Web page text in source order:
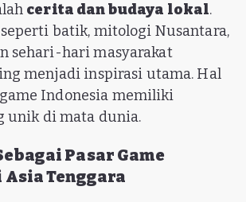
cerita dan budaya lokal.
batik, mitologi Nusantara,
sehari-hari masyarakat
menjadi inspirasi utama. Hal
Indonesia memiliki
unik di mata dunia.
Pasar Game
Tenggara